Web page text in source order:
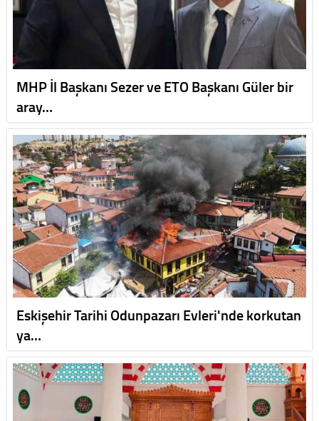
MHP İl Başkanı Sezer ve ETO Başkanı Güler bir
aray…
Eskişehir Tarihi Odunpazarı Evleri'nde korkutan
ya…